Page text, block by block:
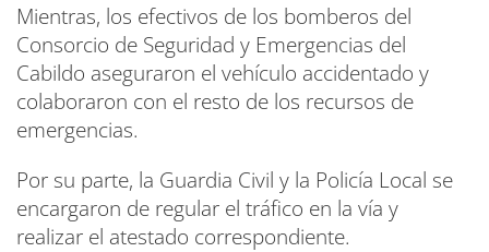
Mientras, los efectivos de los bomberos del
Consorcio de Seguridad y Emergencias del
Cabildo aseguraron el vehículo accidentado y
colaboraron con el resto de los recursos de
emergencias.
Por su parte, la Guardia Civil y la Policía Local se
encargaron de regular el tráfico en la vía y
realizar el atestado correspondiente.